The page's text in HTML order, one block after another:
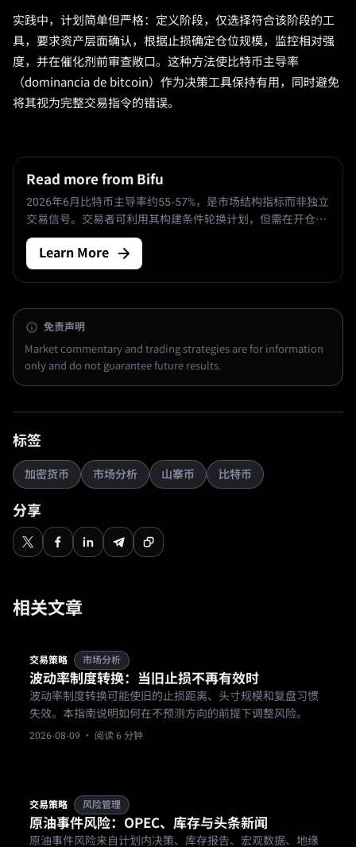
实践中，计划简单但严格：定义阶段，仅选择符合该阶段的工
具，要求资产层面确认，根据止损确定仓位规模，监控相对强
度，并在催化剂前审查敞口。这种方法使比特币主导率
（dominancia de bitcoin）作为决策工具保持有用，同时避免
将其视为完整交易指令的错误。
Read more from Bifu
2026年6月比特币主导率约55-57%，是市场结构指标而非独立
交易信号。交易者可利用其构建条件轮换计划，但需在开仓前
分离设置、入场逻辑、失效条件、仓位规模和监控。本文提供
风险优先的框架，包括主导率解读、稳定币调整后分析、阶段
图、入场条件、失效设计及仓位管理。
Learn More
免责声明
Market commentary and trading strategies are for information
only and do not guarantee future results.
标签
加密货币 市场分析 山寨币 比特币
分享
相关文章
交易策略 市场分析
波动率制度转换：当旧止损不再有效时
波动率制度转换可能使旧的止损距离、头寸规模和复盘习惯
失效。本指南说明如何在不预测方向的前提下调整风险。
2026-08-09 · 阅读 6 分钟
交易策略 风险管理
原油事件风险：OPEC、库存与头条新闻
原油事件风险来自计划内决策、库存报告、宏观数据、地缘